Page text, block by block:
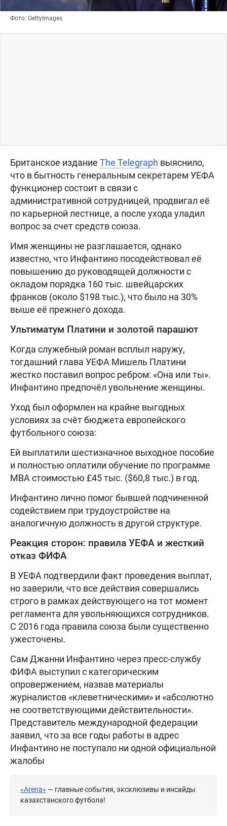
Фото: GettyImages
Британское издание The Telegraph выяснило,
что в бытность генеральным секретарем УЕФА
функционер состоит в связи с
административной сотрудницей, продвигал её
по карьерной лестнице, а после ухода уладил
вопрос за счет средств союза.
Имя женщины не разглашается, однако
известно, что Инфантино посодействовал её
повышению до руководящей должности с
окладом порядка 160 тыс. швейцарских
франков (около $198 тыс.), что было на 30%
выше её прежнего дохода.
Ультиматум Платини и золотой парашют
Когда служебный роман всплыл наружу,
тогдашний глава УЕФА Мишель Платини
жестко поставил вопрос ребром: «Она или ты».
Инфантино предпочёл увольнение женщины.
Уход был оформлен на крайне выгодных
условиях за счёт бюджета европейского
футбольного союза:
Ей выплатили шестизначное выходное пособие
и полностью оплатили обучение по программе
MBA стоимостью £45 тыс. ($60,8 тыс.) в год.
Инфантино лично помог бывшей подчиненной
содействием при трудоустройстве на
аналогичную должность в другой структуре.
Реакция сторон: правила УЕФА и жесткий
отказ ФИФА
В УЕФА подтвердили факт проведения выплат,
но заверили, что все действия совершались
строго в рамках действующего на тот момент
регламента для увольняющихся сотрудников.
С 2016 года правила союза были существенно
ужесточены.
Сам Джанни Инфантино через пресс-службу
ФИФА выступил с категорическим
опровержением, назвав материалы
журналистов «клеветническими» и «абсолютно
не соответствующими действительности».
Представитель международной федерации
заявил, что за все годы работы в адрес
Инфантино не поступало ни одной официальной
жалобы
«Arena» — главные события, эксклюзивы и инсайды
казахстанского футбола!